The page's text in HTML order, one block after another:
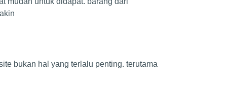
bukan hal yang terlalu penting. terutama